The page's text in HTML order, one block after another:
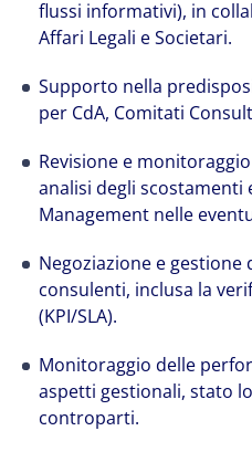
flussi informativi), in
Affari Legali e Societari.
Supporto nella
per CdA, Comitati
Revisione e
analisi degli scostamenti
Management nelle
Negoziazione e
consulenti, inclusa la
(KPI/SLA).
Monitoraggio delle
aspetti gestionali, stato
controparti.
The world is evolving
needs. Colliers is a
professional services
management firm that
solutions-oriented. Let
see opportunity in